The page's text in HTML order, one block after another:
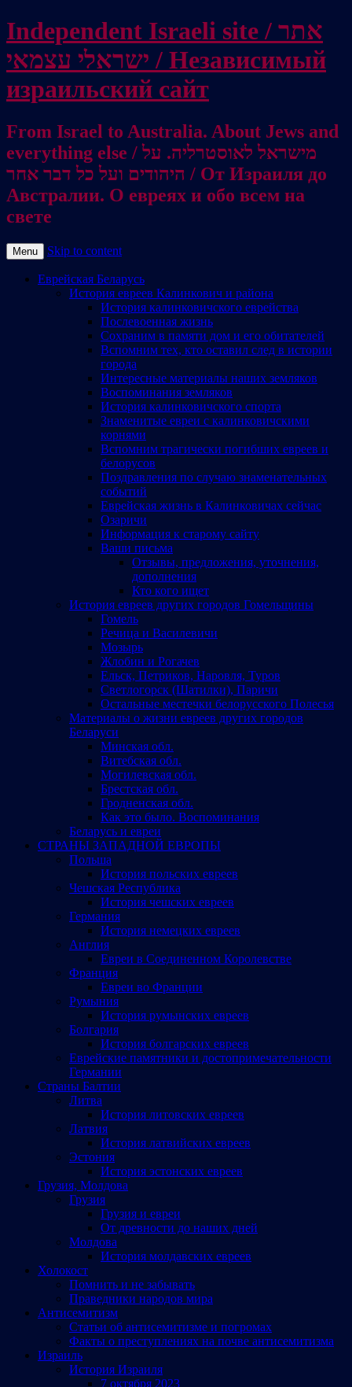
Independent Israeli site / אתר
ישראלי עצמאי / Независимый
израильский сайт
From Israel to Australia. About Jews and
everything else / מישראל לאוסטרליה. על
היהודים ועל כל דבר אחר / От Израиля до
Австралии. О евреях и обо всем на
свете
Menu Skip to content
Еврейская Беларусь
История евреев Калинкович и района
История калинковичского еврейства
Послевоенная жизнь
Сохраним в памяти дом и его обитателей
Вспомним тех, кто оставил след в истории
города
Интересные материалы наших земляков
Воспоминания земляков
История калинковичского спорта
Знаменитые евреи с калинковичскими
корнями
Вспомним трагически погибших евреев и
белорусов
Поздравления по случаю знаменательных
событий
Еврейская жизнь в Калинковичах сейчас
Озаричи
Информация к старому сайту
Ваши письма
Отзывы, предложения, уточнения,
дополнения
Кто кого ищет
История евреев других городов Гомельщины
Гомель
Речица и Василевичи
Мозырь
Жлобин и Рогачев
Ельск, Петриков, Наровля, Туров
Светлогорск (Шатилки), Паричи
Остальные местечки белорусского Полесья
Материалы о жизни евреев других городов
Беларуси
Минская обл.
Витебская обл.
Могилевская обл.
Брестская обл.
Гродненская обл.
Как это было. Воспоминания
Беларусь и евреи
СТРАНЫ ЗАПАДНОЙ ЕВРОПЫ
Польша
История польских евреев
Чешская Республика
История чешских евреев
Германия
История немецких евреев
Англия
Евреи в Соединенном Королевстве
Франция
Евреи во Франции
Румыния
История румынских евреев
Болгария
История болгарских евреев
Еврейские памятники и достопримечательности
Германии
Страны Балтии
Литва
История литовских евреев
Латвия
История латвийских евреев
Эстония
История эстонских евреев
Грузия, Молдова
Грузия
Грузия и евреи
От древности до наших дней
Молдова
История молдавских евреев
Холокост
Помнить и не забывать
Праведники народов мира
Антисемитизм
Статьи об антисемитизме и погромах
Факты о преступлениях на почве антисемитизма
Израиль
История Израиля
7 октября 2023